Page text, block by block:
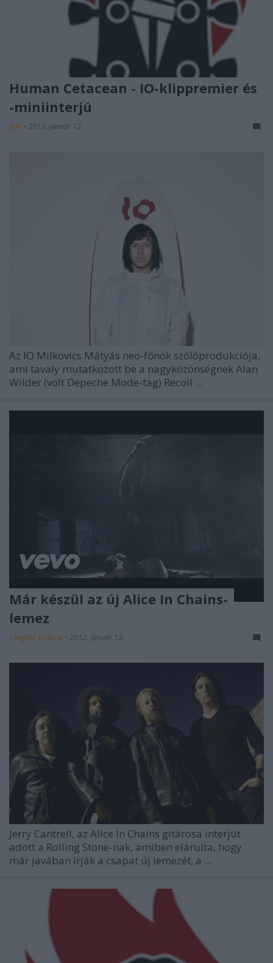
Human Cetacean - IO-klippremier és
-miniinterjú
gihi • 2012. január 12.
Az IO Milkovics Mátyás neo-főnök szólóprodukciója,
ami tavaly mutatkozott be a nagyközönségnek Alan
Wilder (volt Depeche Mode-tag) Recoil ...
Már készül az új Alice In Chains-
lemez
Lángoló Gitárok • 2012. január 12.
Jerry Cantrell, az Alice In Chains gitárosa interjút
adott a Rolling Stone-nak, amiben elárulta, hogy
már javában írják a csapat új lemezét, a ...